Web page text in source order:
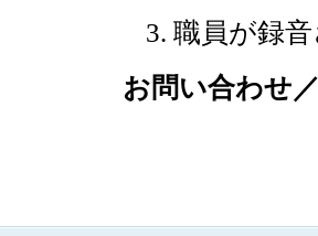
職員が録
お問い合わせ